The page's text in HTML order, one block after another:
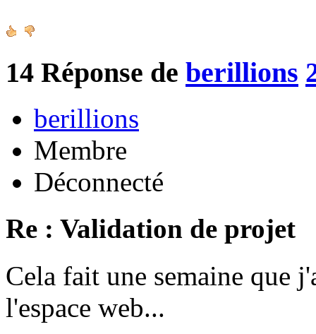
14 Réponse de berillions
berillions
Membre
Déconnecté
Re : Validation de projet
Cela fait une semaine que
l'espace web...